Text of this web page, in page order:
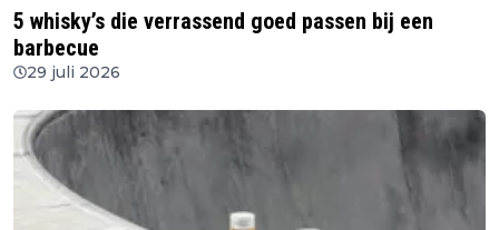
5 whisky’s die verrassend goed passen bij een
barbecue
29 juli 2026